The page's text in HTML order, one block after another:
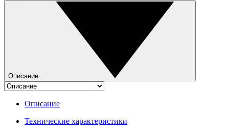
Описание
Описание
Технические характеристики